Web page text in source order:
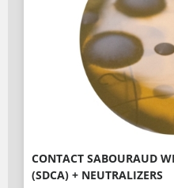
CONTACT SABOURAUD
(SDCA) + NEUTRALIZERS